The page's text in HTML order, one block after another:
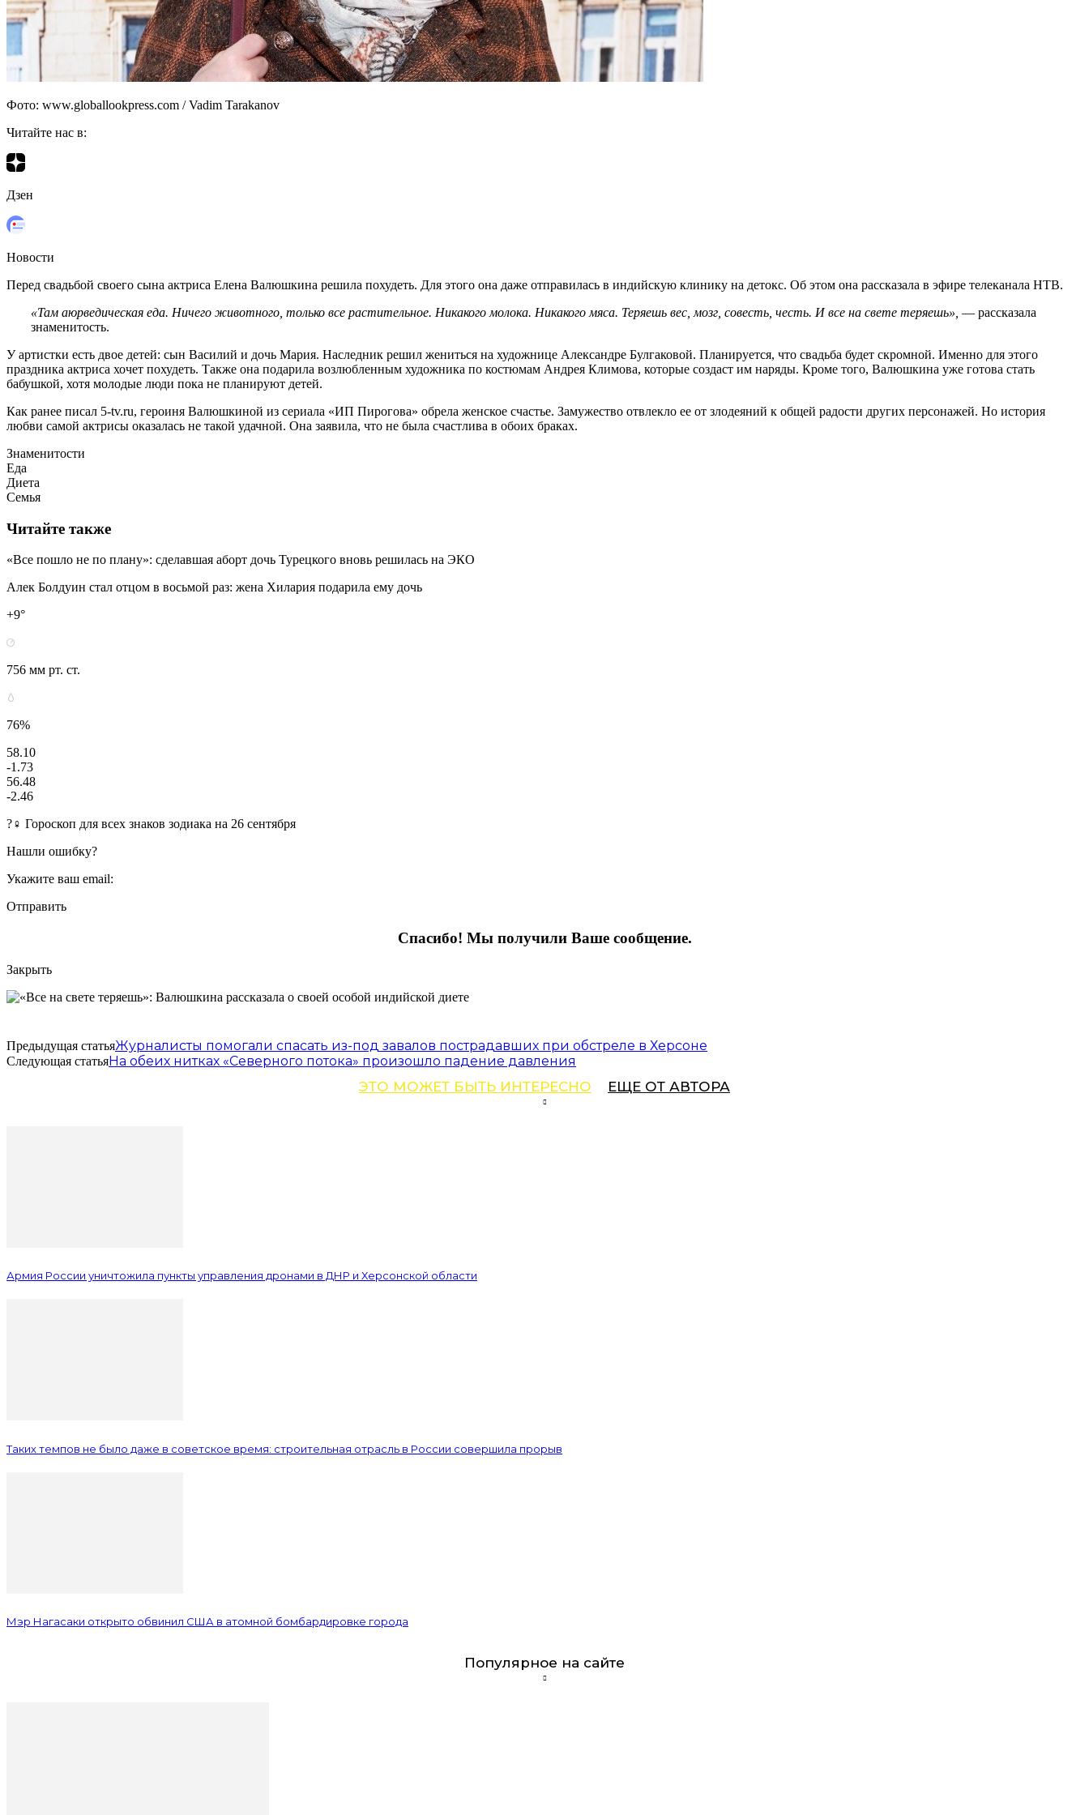
Фото: www.globallookpress.com / Vadim Tarakanov
Читайте нас в:
Дзен
Новости
Перед свадьбой своего сына актриса Елена Валюшкина решила похудеть. Для этого она даже отправилась в индийскую клинику на детокс. Об этом она рассказала в эфире телеканала НТВ.
«Там аюрведическая еда. Ничего животного, только все растительное. Никакого молока. Никакого мяса. Теряешь вес, мозг, совесть, честь. И все на свете теряешь», — рассказала
знаменитость.
У артистки есть двое детей: сын Василий и дочь Мария. Наследник решил жениться на художнице Александре Булгаковой. Планируется, что свадьба будет скромной. Именно для этого
праздника актриса хочет похудеть. Также она подарила возлюбленным художника по костюмам Андрея Климова, которые создаст им наряды. Кроме того, Валюшкина уже готова стать
бабушкой, хотя молодые люди пока не планируют детей.
Как ранее писал 5-tv.ru, героиня Валюшкиной из сериала «ИП Пирогова» обрела женское счастье. Замужество отвлекло ее от злодеяний к общей радости других персонажей. Но история
любви самой актрисы оказалась не такой удачной. Она заявила, что не была счастлива в обоих браках.
Знаменитости
Еда
Диета
Семья
Читайте также
«Все пошло не по плану»: сделавшая аборт дочь Турецкого вновь решилась на ЭКО
Алек Болдуин стал отцом в восьмой раз: жена Хилария подарила ему дочь
+9°
756 мм рт. ст.
76%
58.10
-1.73
56.48
-2.46
?‍♀ Гороскоп для всех знаков зодиака на 26 сентября
Нашли ошибку?
Укажите ваш email:
Отправить
Спасибо! Мы получили Ваше сообщение.
Закрыть
Предыдущая статьяЖурналисты помогали спасать из-под завалов пострадавших при обстреле в Херсоне
Следующая статьяНа обеих нитках «Северного потока» произошло падение давления
ЭТО МОЖЕТ БЫТЬ ИНТЕРЕСНО ЕЩЕ ОТ АВТОРА
Армия России уничтожила пункты управления дронами в ДНР и Херсонской области
Таких темпов не было даже в советское время: строительная отрасль в России совершила прорыв
Мэр Нагасаки открыто обвинил США в атомной бомбардировке города
Популярное на сайте